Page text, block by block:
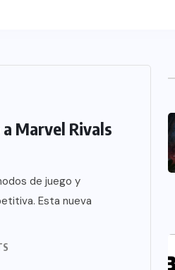
Marvel Rivals
de juego y
Esta nueva